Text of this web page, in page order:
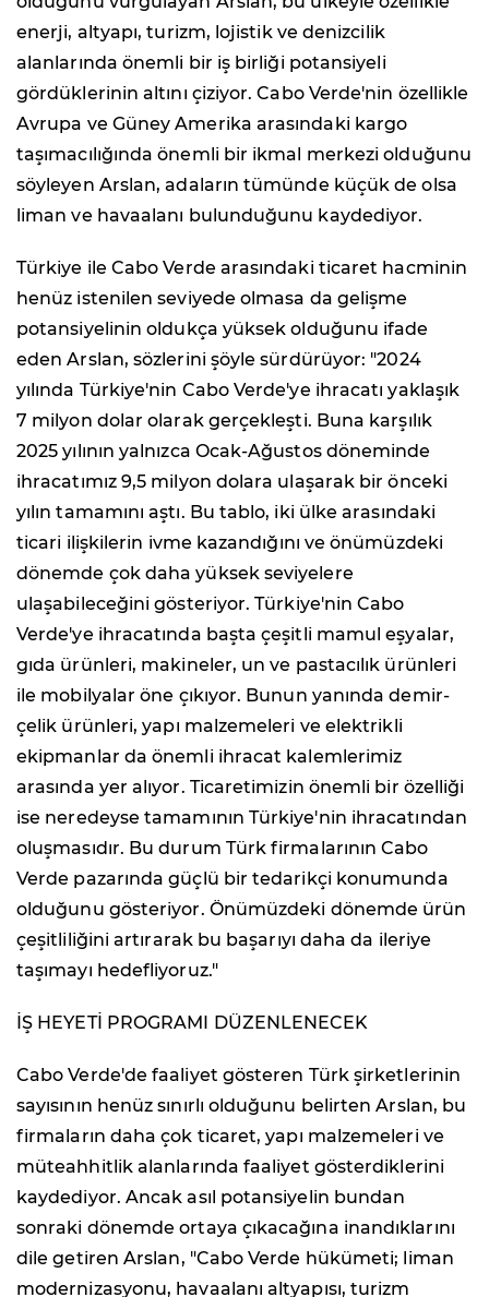
enerji, altyapı, turizm, lojistik ve denizcilik
alanlarında önemli bir iş birliği potansiyeli
gördüklerinin altını çiziyor. Cabo Verde'nin özellikle
Avrupa ve Güney Amerika arasındaki kargo
taşımacılığında önemli bir ikmal merkezi olduğunu
söyleyen Arslan, adaların tümünde küçük de olsa
liman ve havaalanı bulunduğunu kaydediyor.
Türkiye ile Cabo Verde arasındaki ticaret hacminin
henüz istenilen seviyede olmasa da gelişme
potansiyelinin oldukça yüksek olduğunu ifade
eden Arslan, sözlerini şöyle sürdürüyor: "2024
yılında Türkiye'nin Cabo Verde'ye ihracatı yaklaşık
7 milyon dolar olarak gerçekleşti. Buna karşılık
2025 yılının yalnızca Ocak-Ağustos döneminde
ihracatımız 9,5 milyon dolara ulaşarak bir önceki
yılın tamamını aştı. Bu tablo, iki ülke arasındaki
ticari ilişkilerin ivme kazandığını ve önümüzdeki
dönemde çok daha yüksek seviyelere
ulaşabileceğini gösteriyor. Türkiye'nin Cabo
Verde'ye ihracatında başta çeşitli mamul eşyalar,
gıda ürünleri, makineler, un ve pastacılık ürünleri
ile mobilyalar öne çıkıyor. Bunun yanında demir-
çelik ürünleri, yapı malzemeleri ve elektrikli
ekipmanlar da önemli ihracat kalemlerimiz
arasında yer alıyor. Ticaretimizin önemli bir özelliği
ise neredeyse tamamının Türkiye'nin ihracatından
oluşmasıdır. Bu durum Türk firmalarının Cabo
Verde pazarında güçlü bir tedarikçi konumunda
olduğunu gösteriyor. Önümüzdeki dönemde ürün
çeşitliliğini artırarak bu başarıyı daha da ileriye
taşımayı hedefliyoruz."
İŞ HEYETİ PROGRAMI DÜZENLENECEK
Cabo Verde'de faaliyet gösteren Türk şirketlerinin
sayısının henüz sınırlı olduğunu belirten Arslan, bu
firmaların daha çok ticaret, yapı malzemeleri ve
müteahhitlik alanlarında faaliyet gösterdiklerini
kaydediyor. Ancak asıl potansiyelin bundan
sonraki dönemde ortaya çıkacağına inandıklarını
dile getiren Arslan, "Cabo Verde hükümeti; liman
modernizasyonu, havaalanı altyapısı, turizm